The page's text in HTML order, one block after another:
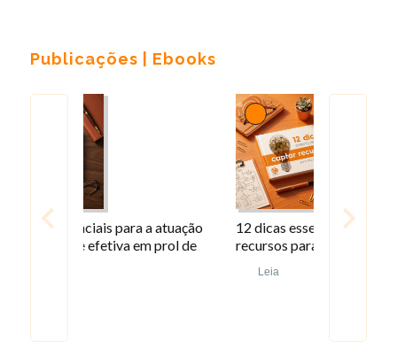
Publicações | Ebooks
atuação
12 dicas essenciais para captar
recursos para seu projeto social
Como